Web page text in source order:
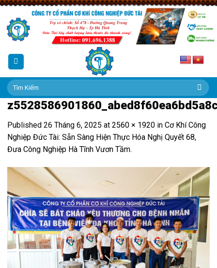
Skip
content
Tìm
kiếm:
Published 26 Tháng 6, 2025 at 2560 × 1920 in Cơ Khí Công
Nghiệp Đức Tài: Sẵn Sàng Hiện Thực Hóa Nghị Quyết 68,
Đưa Công Nghiệp Hà Tĩnh Vươn Tầm.